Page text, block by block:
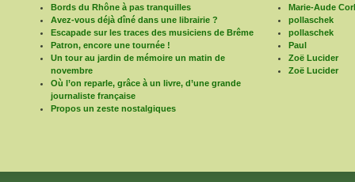
Bords du Rhône à pas tranquilles
Avez-vous déjà dîné dans une librairie ?
Escapade sur les traces des musiciens de Brême
Patron, encore une tournée !
Un tour au jardin de mémoire un matin de
novembre
Où l’on reparle, grâce à un livre, d’une grande
journaliste française
Propos un zeste nostalgiques
Marie-Aude
pollaschek
pollaschek
Paul
Zoë Lucider
Zoë Lucider